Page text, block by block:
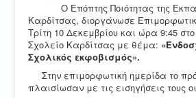
Ο Επόπτης Ποιότητας της
Καρδίτσας, διοργάνωσε
Τρίτη 10 Δεκεμβρίου και ώρα 9:45
Σχολείο Καρδίτσας με θέμα:
Σχολικός εκφοβισμός».
Στην επιμορφωτική ημερίδα το
πλαισίωσαν με τις εισηγήσεις τους